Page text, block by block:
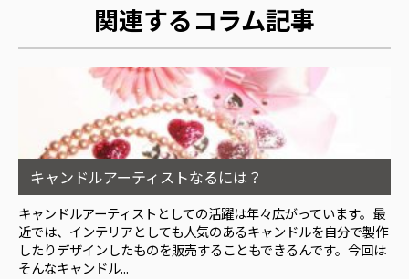
関連するコラム記事
キャンドルアーティストなるには？
キャンドルアーティストとしての活躍は年々広がっています。最
近では、インテリアとしても人気のあるキャンドルを自分で製作
したりデザインしたものを販売することもできるんです。今回は
そんなキャンドル...